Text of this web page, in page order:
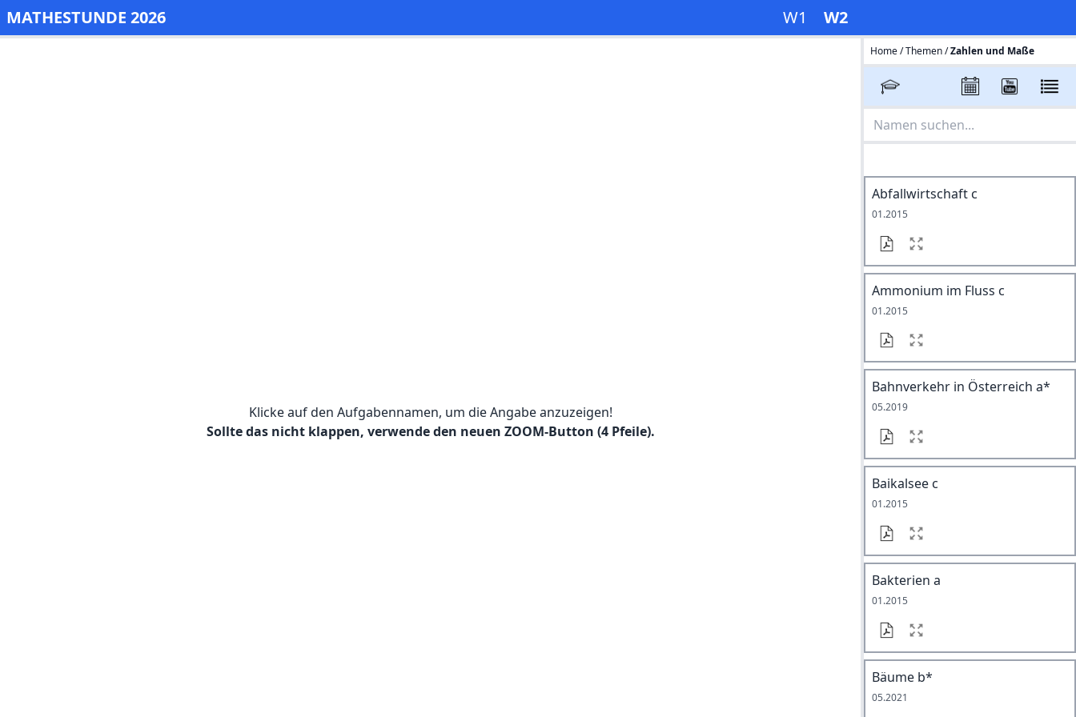
MATHESTUNDE 2026 W1 W2
Klicke auf den Aufgabennamen, um die Angabe anzuzeigen!
Sollte das nicht klappen, verwende den neuen ZOOM-Button (4 Pfeile).
Home/Themen/Zahlen und Maße
Abfallwirtschaft c
01.2015
Ammonium im Fluss c
01.2015
Bahnverkehr in Österreich a*
05.2019
Baikalsee c
01.2015
Bakterien a
01.2015
Bäume b*
05.2021